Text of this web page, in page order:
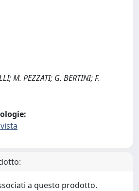
M. PEZZATI; G. BERTINI; F.
a questo prodotto.